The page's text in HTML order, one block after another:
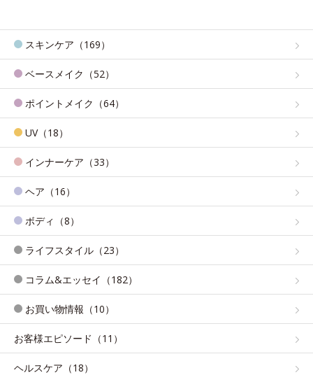
スキンケア（169）
ベースメイク（52）
ポイントメイク（64）
UV（18）
インナーケア（33）
ヘア（16）
ボディ（8）
ライフスタイル（23）
コラム&エッセイ（182）
お買い物情報（10）
お客様エピソード（11）
ヘルスケア（18）